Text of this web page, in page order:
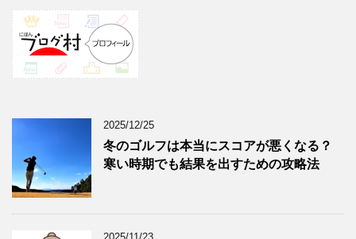
2025/12/25
冬のゴルフは本当にスコアが悪くなる？
寒い時期でも結果を出すための攻略法